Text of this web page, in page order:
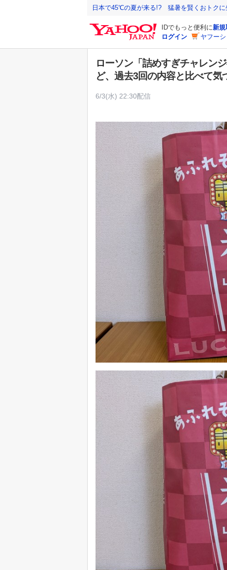
日本で45℃の夏が来る!? 猛暑を賢くおトクに
IDでもっと便利に新規
ログイン
ヤフー
ローソン「詰めすぎチャレン
ど、過去3回の内容と比べて気
6/3(水) 22:30配信